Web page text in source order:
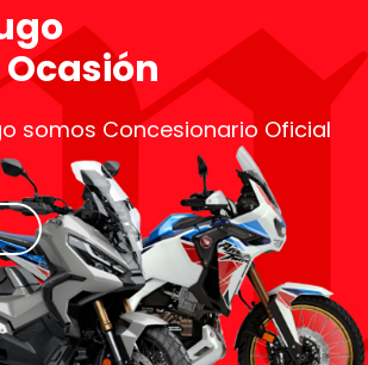
somos Concesionario Oficial